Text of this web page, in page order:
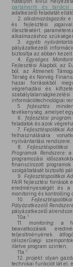
parlamenti és tanácsi
adatkezelő feladatát
2. alkalmazásgazda: e
és fejlesztési
illesztéséért,
alkalmazáshoz
3.
egyéb
pályázatkezelő
biztosítja az abban
4.
Egységes
Fejlesztési Alapból, az
ból, az Átmeneti
Térség és Norvég
hazai forrásokból
végrehajtási és
információtechnológiai
5.
fejlesztés:
tevékenység, amelyet
6.
fejlesztési program:
feladatok és azok
7.
Fejlesztéspolitikai
felhasználására
nyilvántartási rendszere,
8.
Programok Rendszere: a
programozási
finanszírozott
szolgáltatását biztosító
9.
Fejlesztéspolitikai
FAIR fejlesztési források
eredményességét és a
monitoring és kontrolling
10.
Pályázatkezelő
pályázatkezelő
10a. 5
11. monitoring: a
beavatkozások
teljesítményének
célszerűségi
illetve program szinten,
11a. 6
12. projekt: olyan
technikai funkciót lát el,